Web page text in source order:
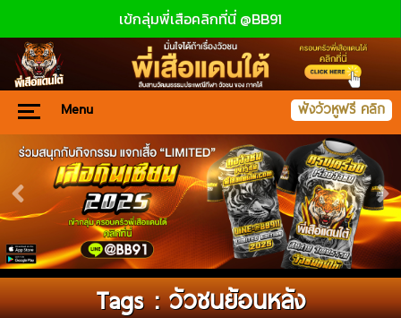
เข้กลุ่มพี่เสือคลิกที่นี่ @BB91
Menu ฟังวัวหูฟรี คลิก
Tags : วัวชนย้อนหลัง